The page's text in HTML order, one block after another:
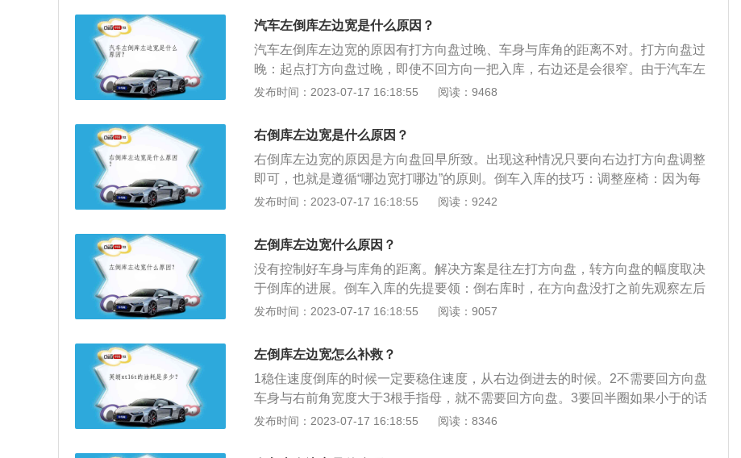
车，还请踩一半刹车。3、特别是初学者倒车时，必须以比空转慢的速度跑。
汽车左倒库左边宽是什么原因？
汽车左倒库左边宽的原因有打方向盘过晚、车身与库角的距离不对。打方向盘过
晚：起点打方向盘过晚，即使不回方向一把入库，右边还是会很窄。由于汽车左
右转弯半径不同，倒车入库左倒库在起点打方向的点位通常要比右倒库提前一点
身跟右边的距离要大于3指就不需要回正，小于则需要回正方向盘。车身与库角
的距离不对：此时要继续将车往后倒，并且维持左打死状态而不要回正方向。等
车尾从平行变成往左偏，并且减少左边的宽度后再回正，回正之后再打半圈右方
向摆正车身即可。
发布时间：2023-07-17 16:18:55 阅读：9468
右倒库左边宽是什么原因？
右倒库左边宽的原因是方向盘回早所致。出现这种情况只要向右边打方向盘调整
即可，也就是遵循“哪边宽打哪边”的原则。倒车入库的技巧：调整座椅：因为每
个人的身高都是不相同，所以在上车以后首先要做的就是调整座椅，把座椅调整
也可以让双腿与汽车仪表盘有一个垂直的情况，让双手正好放在仪表盘的顶部。
掌握车速：在倒车入库的时候，如果不是特别熟悉，车速可以放得慢一点，反应
时间和调整时间也就会更多一些，最重要的是要注意不要让汽车熄火。调整后视
镜：不管是新手司机还是老司机，在开车的时候都会通过观察后视镜来进行倒车
入库，而且在考试的时候也都是要依靠后视镜来进行倒车入库，所以说在上车以
更加的轻松。
发布时间：2023-07-17 16:18:55 阅读：9242
左倒库左边宽什么原因？
没有控制好车身与库角的距离。解决方案是往左打方向盘，转方向盘的幅度取决
于倒库的进展。倒车入库的先提要领：倒右库时，在方向盘没打之前先观察左后
视镜，等方向盘向右打死后再观察右后视镜，回正时再观察左后视镜，确认前后
边线距离为修正标准，车尾靠库的右边线近往左打方向盘调整，相反，与库的左
边线近往右打方向盘调整。
发布时间：2023-07-17 16:18:55 阅读：9057
左倒库左边宽怎么补救？
1稳住速度倒库的时候一定要稳住速度，从右边倒进去的时候。2不需要回方向盘
车身与右前角宽度大于3根手指母，就不需要回方向盘。3要回半圈如果小于的话
就要回半圈，等到看到右后角的时候，就看左边后视镜。4马上回正一看到左底
发布时间：2023-07-17 16:18:55 阅读：8346